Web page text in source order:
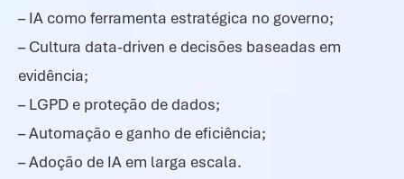
– IA como ferramenta estratégica no governo;
– Cultura data-driven e decisões baseadas em
evidência;
– LGPD e proteção de dados;
– Automação e ganho de eficiência;
– Adoção de IA em larga escala.